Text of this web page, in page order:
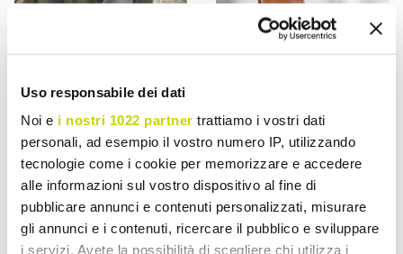
Uso responsabile dei dati
Noi e i nostri 1022 partner trattiamo i vostri dati
personali, ad esempio il vostro numero IP, utilizzando
tecnologie come i cookie per memorizzare e accedere
alle informazioni sul vostro dispositivo al fine di
pubblicare annunci e contenuti personalizzati, misurare
gli annunci e i contenuti, ricercare il pubblico e sviluppare
i servizi. Avete la possibilità di scegliere chi utilizza i
VIADURINI LIVING
Tabouret Moderne H 80
cm, Assise en Simili Cuir
Tabouret Base à Traîneau,
Dossier Simili Cuir –